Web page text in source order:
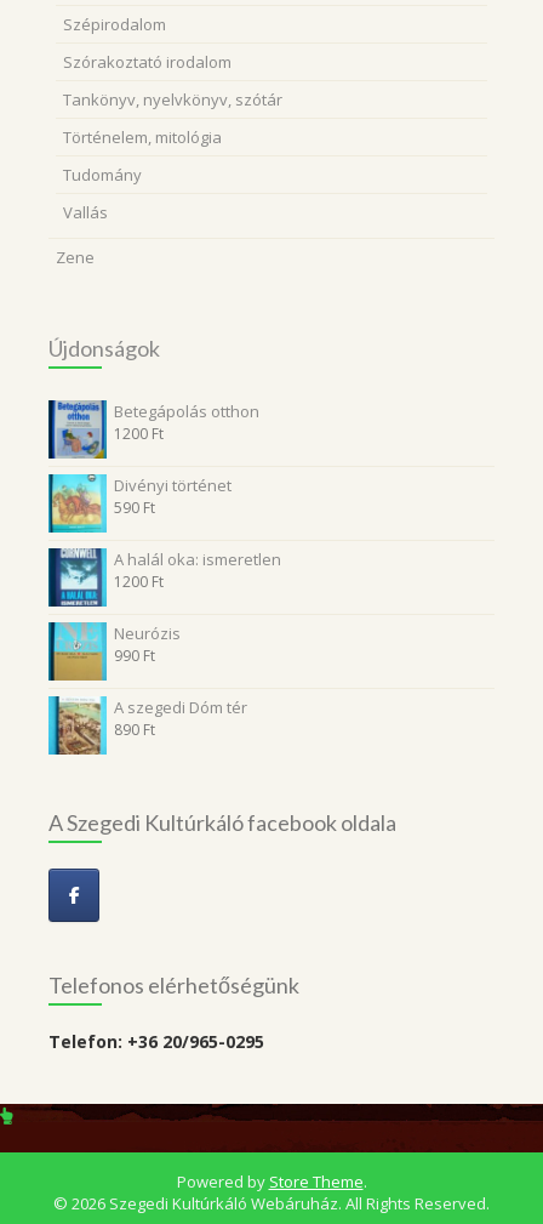
Szépirodalom
Szórakoztató irodalom
Tankönyv, nyelvkönyv, szótár
Történelem, mitológia
Tudomány
Vallás
Zene
Újdonságok
Betegápolás otthon
1200 Ft
Divényi történet
590 Ft
A halál oka: ismeretlen
1200 Ft
Neurózis
990 Ft
A szegedi Dóm tér
890 Ft
A Szegedi Kultúrkáló facebook oldala
Telefonos elérhetőségünk
Telefon: +36 20/965-0295
Powered by Store Theme.
© 2026 Szegedi Kultúrkáló Webáruház. All Rights Reserved.